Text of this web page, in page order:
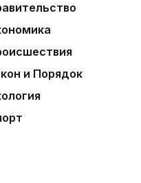
и Порядок